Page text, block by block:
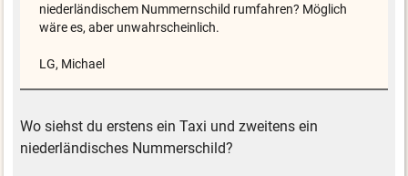
niederländischem Nummernschild rumfahren? Möglich
wäre es, aber unwahrscheinlich.
LG, Michael
Wo siehst du erstens ein Taxi und zweitens ein
niederländisches Nummerschild?